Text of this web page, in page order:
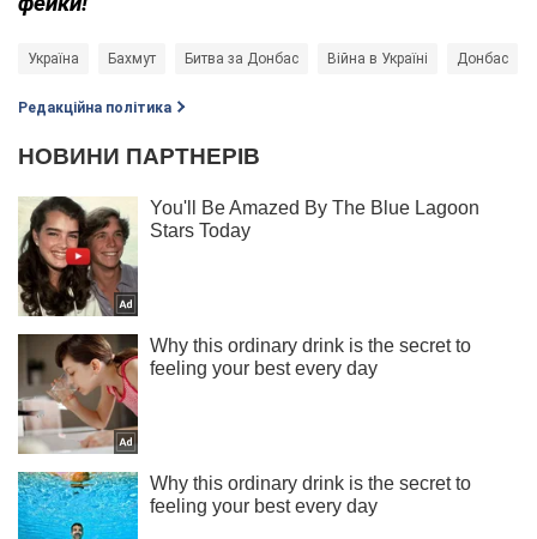
Україна Бахмут Битва за Донбас Війна в Україні Донбас
Редакційна політика